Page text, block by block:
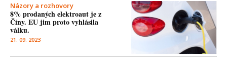
Názory a rozhovory
8% prodaných elektroaut je z
Číny. EU jim proto vyhlásila
válku.
21. 09. 2023